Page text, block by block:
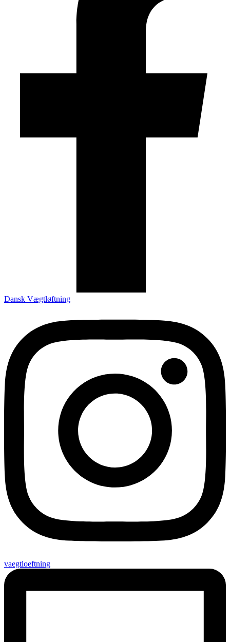
Dansk Vægtløftning
vaegtloeftning